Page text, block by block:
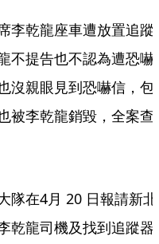
李乾龍座車遭放置追蹤
不提告也不認為遭恐嚇
沒親眼見到恐嚇信，包
被李乾龍銷毀，全案查
隊在4月 20 日報請新北
乾龍司機及找到追蹤器